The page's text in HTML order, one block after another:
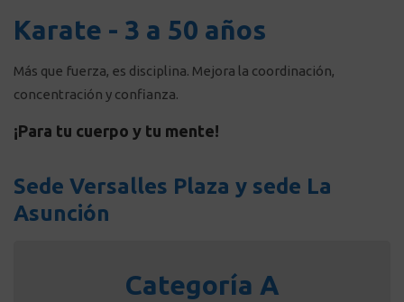
Karate - 3 a 50 años
Más que fuerza, es disciplina. Mejora la coordinación,
concentración y confianza.
¡Para tu cuerpo y tu mente!
Sede Versalles Plaza y sede La
Asunción
Categoría A